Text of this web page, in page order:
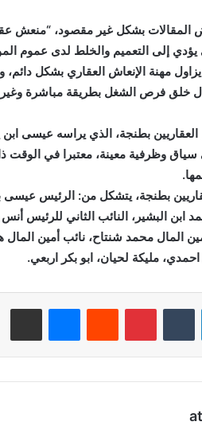
المقالات بشكل غير مقصود،
يؤدي إلى التعميم والخلط لدى عموم
مهنة الإنعاش العقاري بشكل دائم،
خلق فرص الشغل بطريقة مباشرة
العقاريين بطنجة، الذي يراسه عيسى
وظرفية معينة، معتبرا في الوقت
بطنجة، يتشكل من: الرئيس عيسى
ابن البشير، النائب الثاني للرئيس
المال محمد شنتاح، نائب أمين
مليكة لحيان، ابو بكر اربعي.
لينكدإن بينتيريست ماسنجر مشاركة